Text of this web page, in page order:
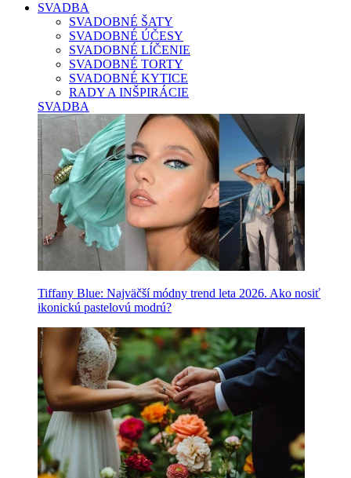
SVADBA
SVADOBNÉ ŠATY
SVADOBNÉ ÚČESY
SVADOBNÉ LÍČENIE
SVADOBNÉ TORTY
SVADOBNÉ KYTICE
RADY A INŠPIRÁCIE
SVADBA
Tiffany Blue: Najväčší módny trend leta 2026. Ako nosiť
ikonickú pastelovú modrú?